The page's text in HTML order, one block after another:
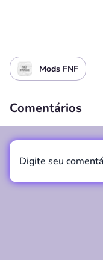
Mods FNF
Comentários
Digite seu